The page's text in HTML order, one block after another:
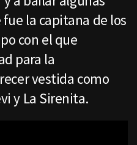
fue la capitana de los
con el que
para la
vestida como
y La Sirenita.